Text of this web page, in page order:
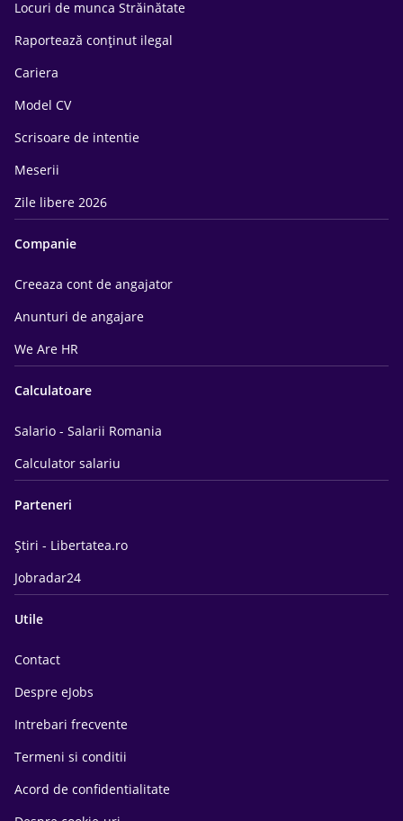
Locuri de munca Străinătate
Raportează conținut ilegal
Cariera
Model CV
Scrisoare de intentie
Meserii
Zile libere 2026
Companie
Creeaza cont de angajator
Anunturi de angajare
We Are HR
Calculatoare
Salario - Salarii Romania
Calculator salariu
Parteneri
Știri - Libertatea.ro
Jobradar24
Utile
Contact
Despre eJobs
Intrebari frecvente
Termeni si conditii
Acord de confidentialitate